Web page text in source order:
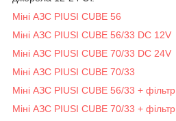
Міні АЗС PIUSI CUBE 56
Міні АЗС PIUSI CUBE 56/33 DC 12V
Міні АЗС PIUSI CUBE 70/33 DC 24V
Міні АЗС PIUSI CUBE 70/33
Міні АЗС PIUSI CUBE 56/33 + фільтр
Міні АЗС PIUSI CUBE 70/33 + фільтр